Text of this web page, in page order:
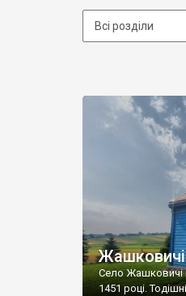
Жашковичі
Село Жашковичі
1451 році.